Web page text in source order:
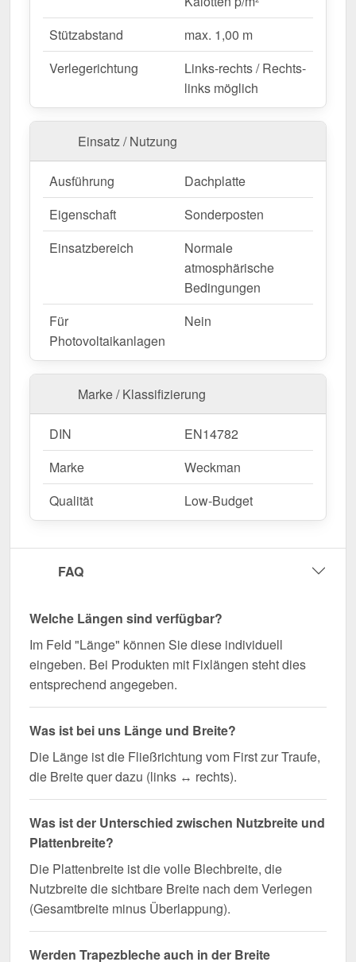
Langlebig, wetterfest, individuell auf Maß – bestellen
Sie jetzt und profitieren Sie von schneller Lieferung!
Für statische Berechnungen sind nur
Produkte mit DIN EN 1090 zulässig.
Sonderposten (DIN EN 14782) sind
ausgeschlossen.
Wegen Sonderanfertigung vom Widerruf ausgeschlossen
Stützabstand
max. 1,00 m
Verlegerichtung
Links-rechts / Rechts-
links möglich
Einsatz / Nutzung
Ausführung
Dachplatte
Eigenschaft
Sonderposten
Einsatzbereich
Normale
atmosphärische
Bedingungen
Für
Photovoltaikanlagen
Nein
Marke / Klassifizierung
DIN
EN14782
Marke
Weckman
Qualität
Low-Budget
FAQ
Welche Längen sind verfügbar?
Im Feld "Länge" können Sie diese individuell
eingeben. Bei Produkten mit Fixlängen steht dies
entsprechend angegeben.
Was ist bei uns Länge und Breite?
Die Länge ist die Fließrichtung vom First zur Traufe,
die Breite quer dazu (links ↔ rechts).
Was ist der Unterschied zwischen Nutzbreite und
Plattenbreite?
Die Plattenbreite ist die volle Blechbreite, die
Nutzbreite die sichtbare Breite nach dem Verlegen
(Gesamtbreite minus Überlappung).
Werden Trapezbleche auch in der Breite